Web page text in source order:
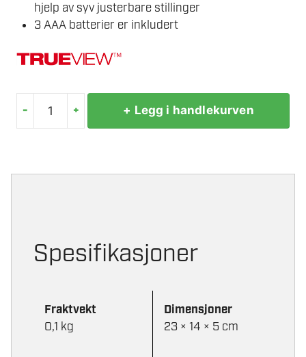
hjelp av syv justerbare stillinger
3 AAA batterier er inkludert
-
MILWAUKEE
+ + Legg i handlekurven
Spesifikasjoner
Fraktvekt
0,1 kg
Dimensjoner
23 × 14 × 5 cm